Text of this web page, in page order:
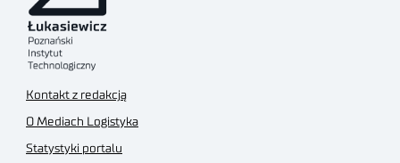
Kontakt z redakcją
O Mediach Logistyka
Statystyki portalu